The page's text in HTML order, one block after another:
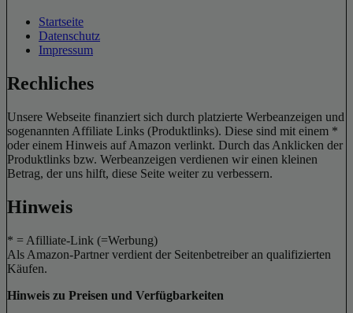
Startseite
Datenschutz
Impressum
Rechliches
Unsere Webseite finanziert sich durch platzierte Werbeanzeigen und
sogenannten Affiliate Links (Produktlinks). Diese sind mit einem *
oder einem Hinweis auf Amazon verlinkt. Durch das Anklicken der
Produktlinks bzw. Werbeanzeigen verdienen wir einen kleinen
Betrag, der uns hilft, diese Seite weiter zu verbessern.
Hinweis
* = Afilliate-Link (=Werbung)
Als Amazon-Partner verdient der Seitenbetreiber an qualifizierten
Käufen.
Hinweis zu Preisen und Verfügbarkeiten